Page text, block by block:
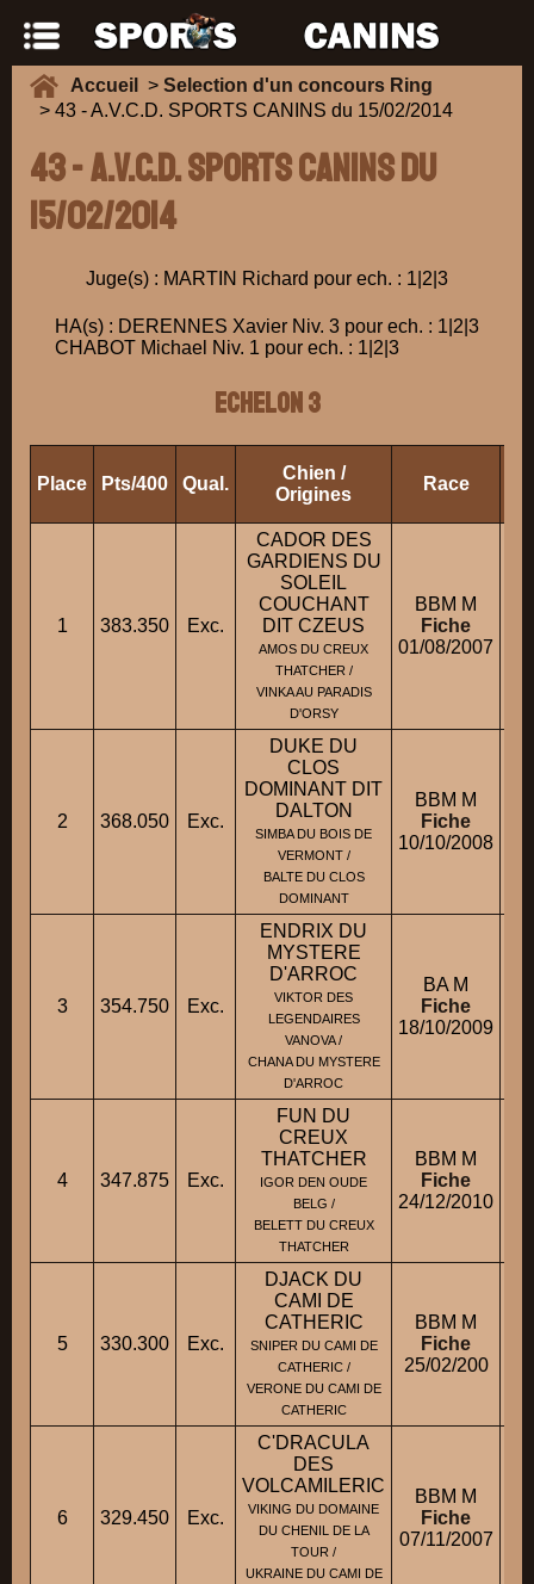
Accueil > Selection d'un concours Ring
> 43 - A.V.C.D. SPORTS CANINS du 15/02/2014
43 - A.V.C.D. SPORTS CANINS du
15/02/2014
Juge(s) : MARTIN Richard pour ech. : 1|2|3
HA(s) : DERENNES Xavier Niv. 3 pour ech. : 1|2|3
CHABOT Michael Niv. 1 pour ech. : 1|2|3
ECHELON 3
Place Pts/400 Qual.
Chien /
Origines
Race
1 383.350 Exc.
CADOR DES
GARDIENS DU
SOLEIL
COUCHANT
DIT CZEUS
AMOS DU CREUX
THATCHER /
VINKA AU PARADIS
D'ORSY
BBM M
Fiche
01/08/2007
2 368.050 Exc.
DUKE DU
CLOS
DOMINANT DIT
DALTON
SIMBA DU BOIS DE
VERMONT /
BALTE DU CLOS
DOMINANT
BBM M
Fiche
10/10/2008
3 354.750 Exc.
ENDRIX DU
MYSTERE
D'ARROC
VIKTOR DES
LEGENDAIRES
VANOVA /
CHANA DU MYSTERE
D'ARROC
BA M
Fiche
18/10/2009
4 347.875 Exc.
FUN DU
CREUX
THATCHER
IGOR DEN OUDE
BELG /
BELETT DU CREUX
THATCHER
BBM M
Fiche
24/12/2010
5 330.300 Exc.
DJACK DU
CAMI DE
CATHERIC
SNIPER DU CAMI DE
CATHERIC /
VERONE DU CAMI DE
CATHERIC
BBM M
Fiche
25/02/200
6 329.450 Exc.
C'DRACULA
DES
VOLCAMILERIC
VIKING DU DOMAINE
DU CHENIL DE LA
TOUR /
UKRAINE DU CAMI DE
BBM M
Fiche
07/11/2007